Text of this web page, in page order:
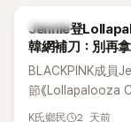
K-POP
Jennie登
韓網補刀：別再
BLACKPINK成員
節《Lollapalooza
節Headliner（壓
K氏鄉民 2 天前